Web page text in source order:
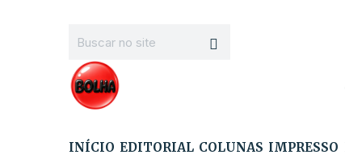
INÍCIO EDITORIAL COLUNAS IMPRESSO